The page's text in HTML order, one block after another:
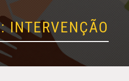
INTERVENÇÃO